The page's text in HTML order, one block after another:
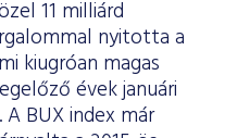
11 milliárd
nyitotta a
kiugróan magas
évek januári
BUX index már